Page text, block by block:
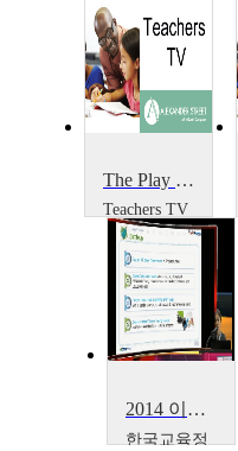
The Play Project
Teachers TV
Teachers
TV
2014 이러닝 국제 콘퍼런스 : What is the Lessons from Education Support Project~
한국교육정